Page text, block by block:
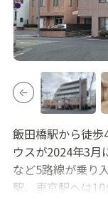
飯田橋駅から徒
ウスが2024年3月
など5路線が乗り
駅、東京駅へは